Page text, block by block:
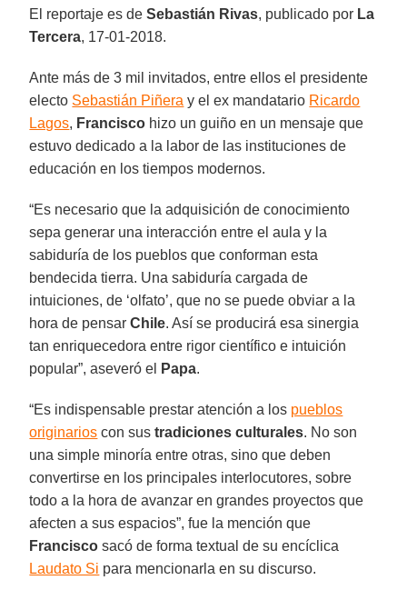
El reportaje es deSebastián Rivas, publicado por La
Tercera, 17-01-2018.
Ante más de 3 mil invitados, entre ellos el presidente
electo Sebastián Piñera y el ex mandatario Ricardo
Lagos, Francisco hizo un guiño en un mensaje que
estuvo dedicado a la labor de las instituciones de
educación en los tiempos modernos.
“Es necesario que la adquisición de conocimiento
sepa generar una interacción entre el aula y la
sabiduría de los pueblos que conforman esta
bendecida tierra. Una sabiduría cargada de
intuiciones, de ‘olfato’, que no se puede obviar a la
hora de pensarChile. Así se producirá esa sinergia
tan enriquecedora entre rigor científico e intuición
popular”, aseveró el
Papa.
“Es indispensable prestar atención a los pueblos
originarios con sustradiciones culturales. No son
una simple minoría entre otras, sino que deben
convertirse en los principales interlocutores, sobre
todo a la hora de avanzar en grandes proyectos que
afecten a sus espacios”, fue la mención que
Francisco sacó de forma textual de su encíclica
Laudato Si para mencionarla en su discurso.